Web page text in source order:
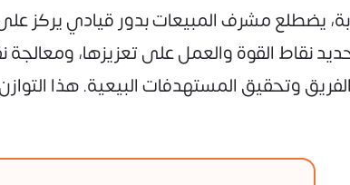
يضطلع مشرف المبيعات بدور قيادي يركز
نقاط القوة والعمل على تعزيزها،
الفريق وتحقيق المستهدفات البيعية. هذا